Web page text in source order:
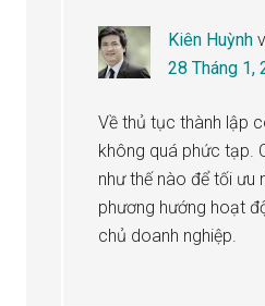
Kiên Huỳnh
28 Tháng 1,
Về thủ tục thành lập
không quá phức tạp.
như thế nào để tối ưu
phương hướng hoạt
chủ doanh nghiệp.